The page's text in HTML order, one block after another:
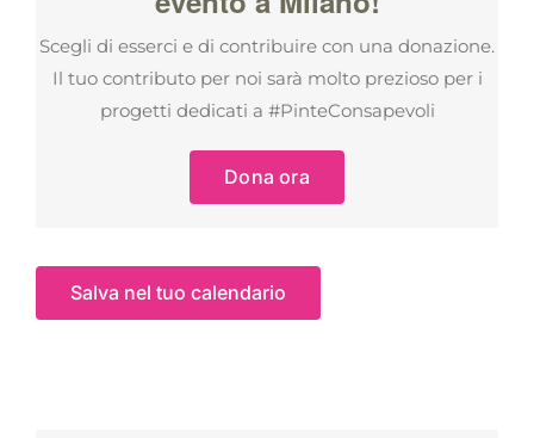
Scegli di esserci e di contribuire con una donazione.
Il tuo contributo per noi sarà molto prezioso per i
progetti dedicati a #PinteConsapevoli
Dona ora
Salva nel tuo calendario